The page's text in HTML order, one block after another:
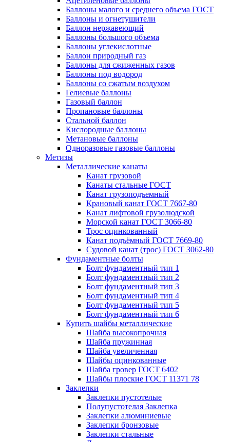
Баллоны малого и среднего объема ГОСТ
Баллоны и огнетушители
Баллон нержавеющий
Баллоны большого объема
Баллоны углекислотные
Баллон природный газ
Баллоны для сжиженных газов
Баллоны под водород
Баллоны со сжатым воздухом
Гелиевые баллоны
Газовый баллон
Пропановые баллоны
Стальной баллон
Кислородные баллоны
Метановые баллоны
Одноразовые газовые баллоны
Метизы
Металлические канаты
Канат грузовой
Канаты стальные ГОСТ
Канат грузоподъемный
Крановый канат ГОСТ 7667-80
Канат лифтовой грузолюдской
Морской канат ГОСТ 3066-80
Трос оцинкованный
Канат подъёмный ГОСТ 7669-80
Судовой канат (трос) ГОСТ 3062-80
Фундаментные болты
Болт фундаментный тип 1
Болт фундаментный тип 2
Болт фундаментный тип 3
Болт фундаментный тип 4
Болт фундаментный тип 5
Болт фундаментный тип 6
Купить шайбы металлические
Шайба высокопрочная
Шайба пружинная
Шайба увеличенная
Шайбы оцинкованные
Шайба гровер ГОСТ 6402
Шайбы плоские ГОСТ 11371 78
Заклепки
Заклепки пустотелые
Полупустотелая Заклепка
Заклепки алюминиевые
Заклепки бронзовые
Заклепки стальные